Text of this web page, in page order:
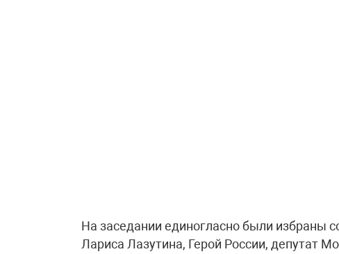
На заседании единогласно были избраны
Лариса Лазутина, Герой России, депутат